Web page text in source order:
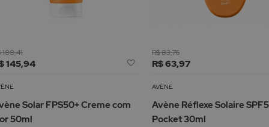
145,94
188,41
Adicionar
Lista
Desejos
Solar FPS50+ Creme com
50ml
R$ 63,97
R$ 83,76
AVÈNE
Avène Réflexe Solaire
Pocket 30ml